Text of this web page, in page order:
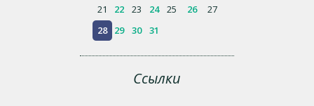
21
22 23 24 25 26
27
28
29 30 31
Ссылки